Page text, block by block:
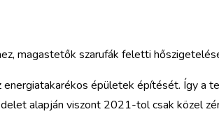
magastetők szarufák feletti
épületek építését. Így a
alapján viszont 2021-tol csak közel